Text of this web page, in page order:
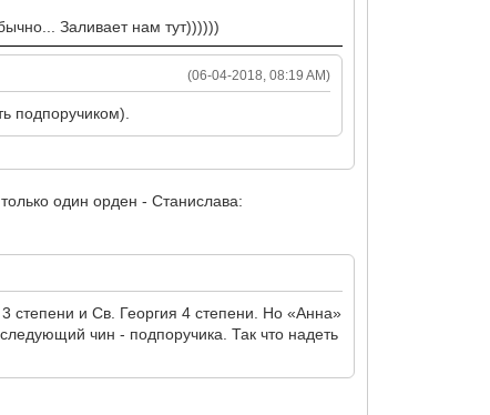
Заливает нам тут))))))
(06-04-2018, 08:19 AM)
подпоручиком).
один орден - Станислава:
степени и Св. Георгия 4 степени. Но «Анна»
чин - подпоручика. Так что надеть